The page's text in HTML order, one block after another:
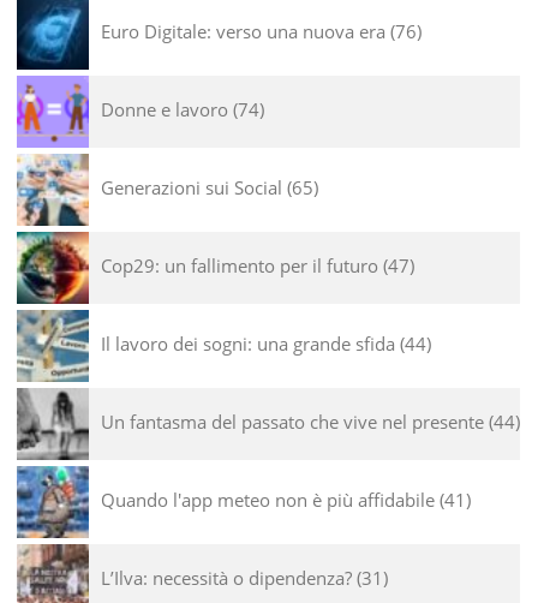
Euro Digitale: verso una nuova era 76
Donne e lavoro 74
Generazioni sui Social 65
Cop29: un fallimento per il futuro 47
Il lavoro dei sogni: una grande sfida 44
Un fantasma del passato che vive nel presente 44
Quando l'app meteo non è più affidabile 41
L’Ilva: necessità o dipendenza? 31